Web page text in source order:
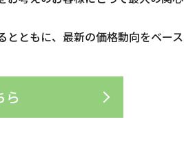
とともに、最新の価格動向をベース
ら